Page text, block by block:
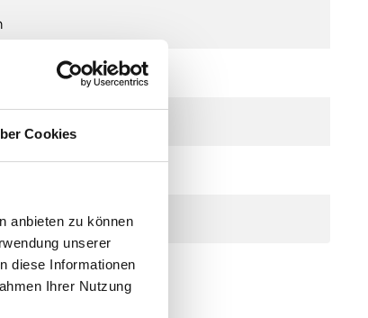
Cookies
anbieten zu können
unserer
diese Informationen
Ihrer Nutzung
5,5 mm